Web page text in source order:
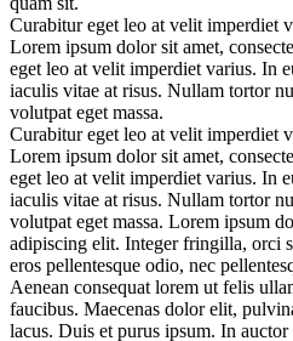
Curabitur eget leo at velit imperdiet
Lorem ipsum dolor sit amet,
eget leo at velit imperdiet varius. In
iaculis vitae at risus. Nullam tortor
volutpat eget massa.
Curabitur eget leo at velit imperdiet
Lorem ipsum dolor sit amet,
eget leo at velit imperdiet varius. In
iaculis vitae at risus. Nullam tortor
volutpat eget massa. Lorem ipsum
adipiscing elit. Integer fringilla, orci
eros pellentesque odio, nec
Aenean consequat lorem ut felis
faucibus. Maecenas dolor elit,
lacus. Duis et purus ipsum. In